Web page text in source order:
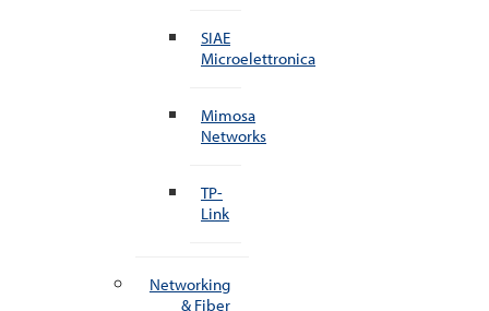
SIAE
Microelettronica
Mimosa
Networks
TP-
Link
Networking
& Fiber